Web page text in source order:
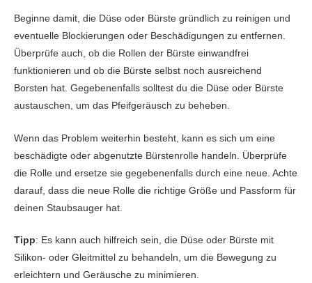
Beginne damit, die Düse oder Bürste gründlich zu reinigen und
eventuelle Blockierungen oder Beschädigungen zu entfernen.
Überprüfe auch, ob die Rollen der Bürste einwandfrei
funktionieren und ob die Bürste selbst noch ausreichend
Borsten hat. Gegebenenfalls solltest du die Düse oder Bürste
austauschen, um das Pfeifgeräusch zu beheben.
Wenn das Problem weiterhin besteht, kann es sich um eine
beschädigte oder abgenutzte Bürstenrolle handeln. Überprüfe
die Rolle und ersetze sie gegebenenfalls durch eine neue. Achte
darauf, dass die neue Rolle die richtige Größe und Passform für
deinen Staubsauger hat.
Tipp: Es kann auch hilfreich sein, die Düse oder Bürste mit
Silikon- oder Gleitmittel zu behandeln, um die Bewegung zu
erleichtern und Geräusche zu minimieren.